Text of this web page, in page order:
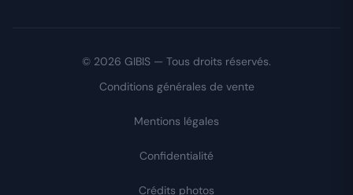
© 2026 GIBIS — Tous droits réservés.
Conditions générales de vente
Mentions légales
Confidentialité
Crédits photos